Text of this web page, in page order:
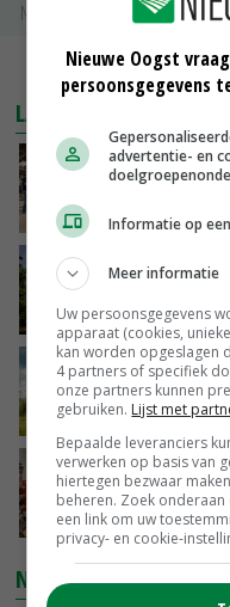
Noteringen
LAATSTE NIEUWS
Na
boeren
GISTEREN,
overkant’
GISTEREN,
GISTEREN,
NIEUWSTE VIDEO'S
Nieuwe Oogst
persoonsgegevens
advertentie- en
Informatie op
Meer informatie
Uw persoonsgegevens
apparaat (cookies,
kan worden opgeslagen
4 partners of specifiek
onze partners kunnen
gebruiken. Lijst met
Bepaalde leveranciers
verwerken op basis van
hiertegen bezwaar
beheren. Zoek
een link om uw
privacy- en cookie-